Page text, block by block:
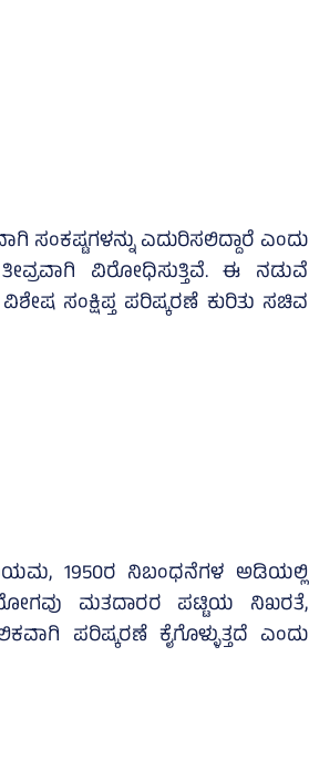
ಸಂಕಷ್ಟಗಳನ್ನು ಎದುರಿಸಲಿದ್ದಾರೆ ಎಂದು
ವಿರೋಧಿಸುತ್ತಿವೆ. ಈ ನಡುವೆ
ಸಂಕ್ಷಿಪ್ತ ಪರಿಷ್ಕರಣೆ ಕುರಿತು ಸಚಿವ
1950ರ ನಿಬಂಧನೆಗಳ ಅಡಿಯಲ್ಲಿ
ಮತದಾರರ ಪಟ್ಟಿಯ ನಿಖರತೆ,
ಪರಿಷ್ಕರಣೆ ಕೈಗೊಳ್ಳುತ್ತದೆ ಎಂದು